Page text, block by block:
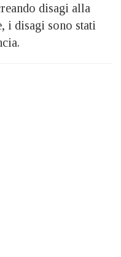
disagi alla
i disagi sono stati